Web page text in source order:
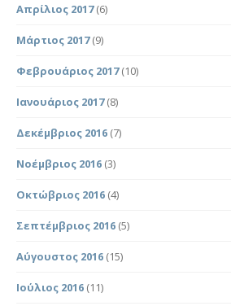
Απρίλιος 2017(6)
Μάρτιος 2017(9)
Φεβρουάριος 2017(10)
Ιανουάριος 2017(8)
Δεκέμβριος 2016 (7)
Νοέμβριος 2016 (3)
Οκτώβριος 2016 (4)
Σεπτέμβριος 2016 (5)
Αύγουστος 2016 (15)
Ιούλιος 2016 (11)